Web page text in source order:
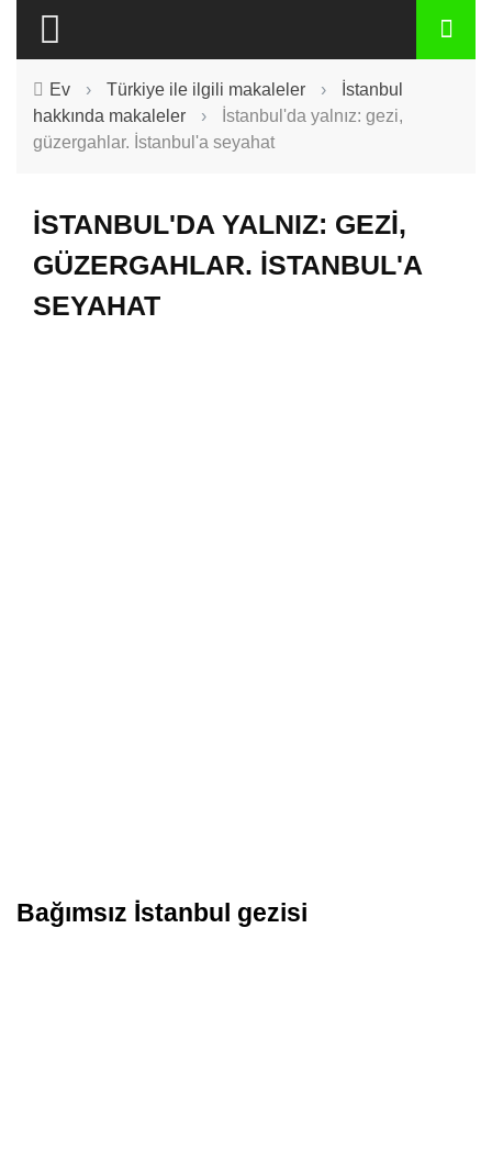
Ev › Türkiye ile ilgili makaleler ›
İstanbul
hakkında makaleler
›
İstanbul'da yalnız: gezi,
güzergahlar. İstanbul'a seyahat
İSTANBUL'DA YALNIZ: GEZI,
GÜZERGAHLAR. İSTANBUL'A
SEYAHAT
Bağımsız İstanbul gezisi